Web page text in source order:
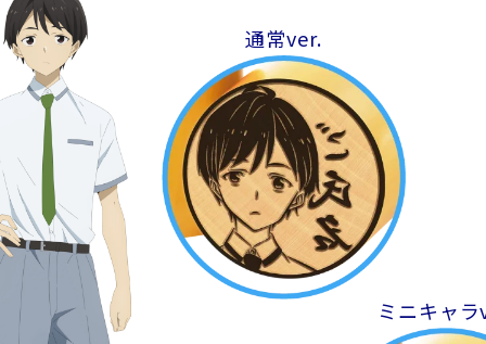
通常ver.
ミニキャ